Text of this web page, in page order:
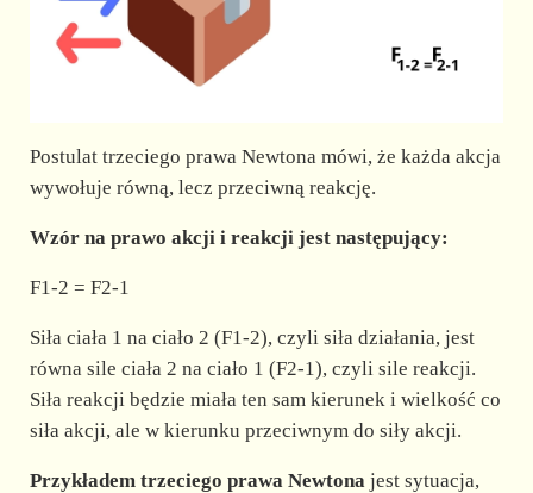
Postulat trzeciego prawa Newtona mówi, że każda akcja
wywołuje równą, lecz przeciwną reakcję.
Wzór na prawo akcji i reakcji jest następujący:
F1-2 = F2-1
Siła ciała 1 na ciało 2 (F1-2), czyli siła działania, jest
równa sile ciała 2 na ciało 1 (F2-1), czyli sile reakcji.
Siła reakcji będzie miała ten sam kierunek i wielkość co
siła akcji, ale w kierunku przeciwnym do siły akcji.
Przykładem trzeciego prawa Newtona jest sytuacja,